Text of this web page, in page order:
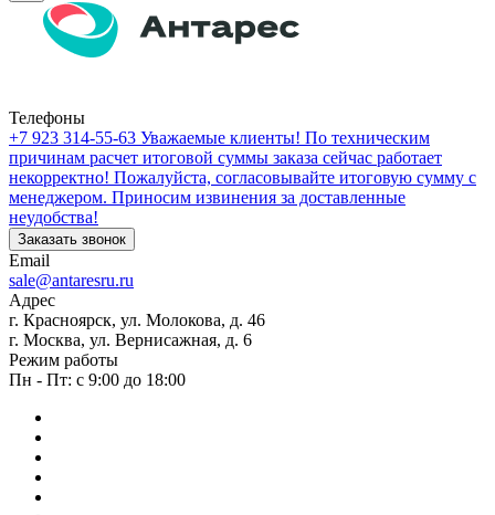
Телефоны
+7 923 314-55-63 Уважаемые клиенты! По техническим
причинам расчет итоговой суммы заказа сейчас работает
некорректно! Пожалуйста, согласовывайте итоговую сумму с
менеджером. Приносим извинения за доставленные
неудобства!
Заказать звонок
Email
sale@antaresru.ru
Адрес
г. Красноярск, ул. Молокова, д. 46
г. Москва, ул. Вернисажная, д. 6
Режим работы
Пн - Пт: с 9:00 до 18:00